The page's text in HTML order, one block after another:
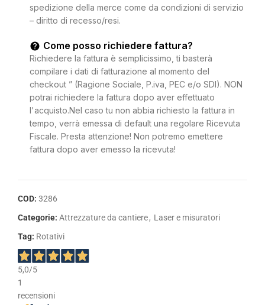
spedizione della merce come da condizioni di servizio
– diritto di recesso/resi.
Come posso richiedere fattura?
Richiedere la fattura è semplicissimo, ti basterà
compilare i dati di fatturazione al momento del
checkout ” (Ragione Sociale, P.iva, PEC e/o SDI). NON
potrai richiedere la fattura dopo aver effettuato
l'acquisto.Nel caso tu non abbia richiesto la fattura in
tempo, verrà emessa di default una regolare Ricevuta
Fiscale. Presta attenzione! Non potremo emettere
fattura dopo aver emesso la ricevuta!
COD: 3286
Categorie: Attrezzature da cantiere, Laser e misuratori
Tag: Rotativi
5,0/5
1
recensioni